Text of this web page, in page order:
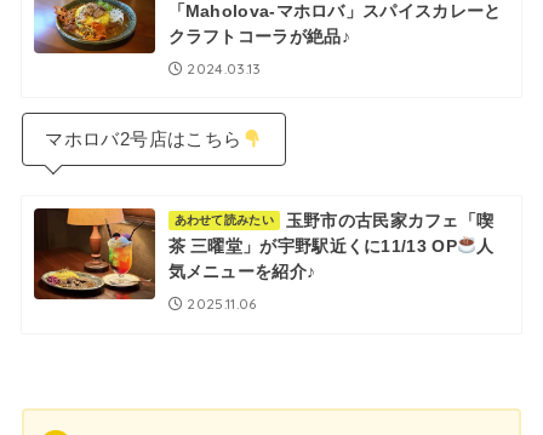
「Maholova-マホロバ」スパイスカレーと
クラフトコーラが絶品♪
2024.03.13
マホロバ2号店はこちら
あわせて読みたい
玉野市の古民家カフェ「喫
茶 三曜堂」が宇野駅近くに11/13 OP
人
気メニューを紹介♪
2025.11.06